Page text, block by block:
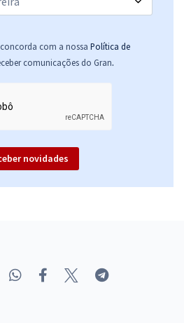
com a nossa Política de
comunicações do Gran.
novidades